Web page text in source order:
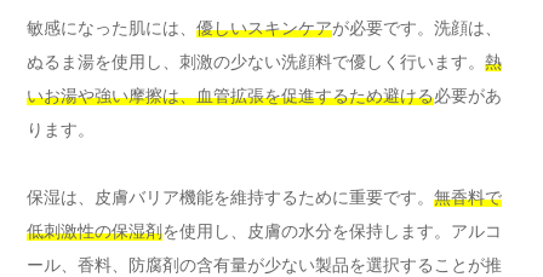
敏感になった肌には、 優しいスキンケアが必要です。洗顔は、
ぬるま湯を使用し、刺激の少ない洗顔料で優しく行います。 熱
いお湯や強い摩擦は、血管拡張を促進するため避ける必要があ
ります。
保湿は、皮膚バリア機能を維持するために重要です。 無香料で
低刺激性の保湿剤を使用し、皮膚の水分を保持します。アルコ
ール、香料、防腐剤の含有量が少ない製品を選択することが推